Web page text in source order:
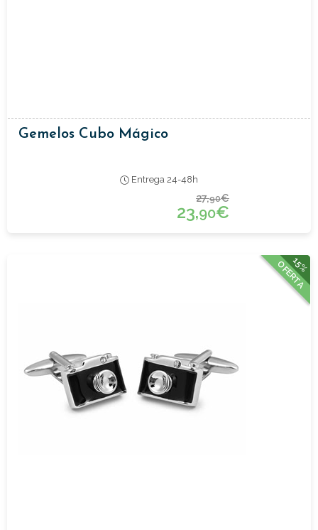
Gemelos Cubo Mágico
Entrega 24-48h
27,90€
23,90€
15%
OFERTA